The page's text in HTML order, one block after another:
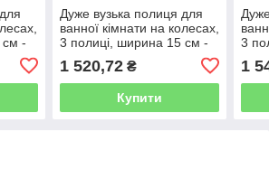
см -
Дуже вузька полиця для
ванної кімнати на колесах,
3 полиці, ширина 15 см -
1 520,72₴
Купити
3
1